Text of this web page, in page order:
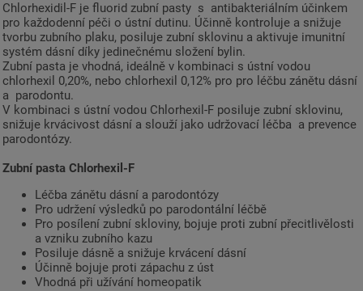
Chlorhexidil-F je fluorid zubní pasty s antibakteriálním účinkem
pro každodenní péči o ústní dutinu. Účinně kontroluje a snižuje
tvorbu zubního plaku, posiluje zubní sklovinu a aktivuje imunitní
systém dásní díky jedinečnému složení bylin.
Zubní pasta je vhodná, ideálně v kombinaci s ústní vodou
chlorhexil 0,20%, nebo chlorhexil 0,12% pro pro léčbu zánětu dásní
a parodontu.
V kombinaci s ústní vodou Chlorhexil-F posiluje zubní sklovinu,
snižuje krvácivost dásní a slouží jako udržovací léčba a prevence
parodontózy.
Zubní pasta Chlorhexil-F
Léčba zánětu dásní a parodontózy
Pro udržení výsledků po parodontální léčbě
Pro posílení zubní skloviny, bojuje proti zubní přecitlivělosti
a vzniku zubního kazu
Posiluje dásně a snižuje krvácení dásní
Účinně bojuje proti zápachu z úst
Vhodná při užívání homeopatik